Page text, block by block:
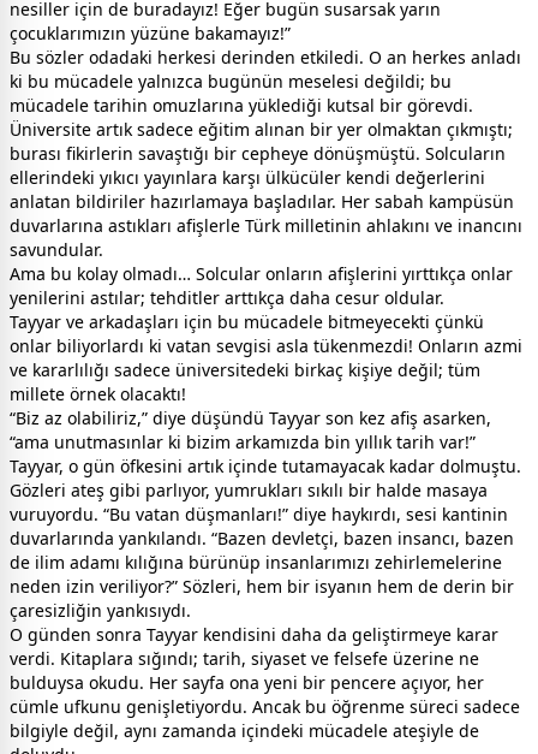
nesiller için de buradayız! Eğer bugün susarsak yarın
çocuklarımızın yüzüne bakamayız!”
Bu sözler odadaki herkesi derinden etkiledi. O an herkes anladı
ki bu mücadele yalnızca bugünün meselesi değildi; bu
mücadele tarihin omuzlarına yüklediği kutsal bir görevdi.
Üniversite artık sadece eğitim alınan bir yer olmaktan çıkmıştı;
burası fikirlerin savaştığı bir cepheye dönüşmüştü. Solcuların
ellerindeki yıkıcı yayınlara karşı ülkücüler kendi değerlerini
anlatan bildiriler hazırlamaya başladılar. Her sabah kampüsün
duvarlarına astıkları afişlerle Türk milletinin ahlakını ve inancını
savundular.
Ama bu kolay olmadı… Solcular onların afişlerini yırttıkça onlar
yenilerini astılar; tehditler arttıkça daha cesur oldular.
Tayyar ve arkadaşları için bu mücadele bitmeyecekti çünkü
onlar biliyorlardı ki vatan sevgisi asla tükenmezdi! Onların azmi
ve kararlılığı sadece üniversitedeki birkaç kişiye değil; tüm
millete örnek olacaktı!
“Biz az olabiliriz,” diye düşündü Tayyar son kez afiş asarken,
“ama unutmasınlar ki bizim arkamızda bin yıllık tarih var!”
Tayyar, o gün öfkesini artık içinde tutamayacak kadar dolmuştu.
Gözleri ateş gibi parlıyor, yumrukları sıkılı bir halde masaya
vuruyordu. “Bu vatan düşmanları!” diye haykırdı, sesi kantinin
duvarlarında yankılandı. “Bazen devletçi, bazen insancı, bazen
de ilim adamı kılığına bürünüp insanlarımızı zehirlemelerine
neden izin veriliyor?” Sözleri, hem bir isyanın hem de derin bir
çaresizliğin yankısıydı.
O günden sonra Tayyar kendisini daha da geliştirmeye karar
verdi. Kitaplara sığındı; tarih, siyaset ve felsefe üzerine ne
bulduysa okudu. Her sayfa ona yeni bir pencere açıyor, her
cümle ufkunu genişletiyordu. Ancak bu öğrenme süreci sadece
bilgiyle değil, aynı zamanda içindeki mücadele ateşiyle de